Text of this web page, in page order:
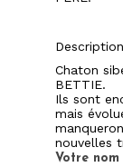
Description
Chaton
BETTIE.
Ils sont
mais
nouvelles
Votre nom